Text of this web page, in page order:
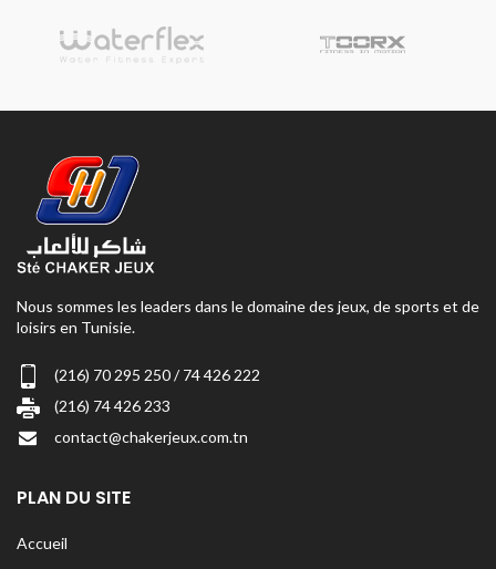
Nous sommes les leaders dans le domaine des jeux, de sports et de
loisirs en Tunisie.
(216) 70 295 250 / 74 426 222
(216) 74 426 233
contact@chakerjeux.com.tn
PLAN DU SITE
Accueil